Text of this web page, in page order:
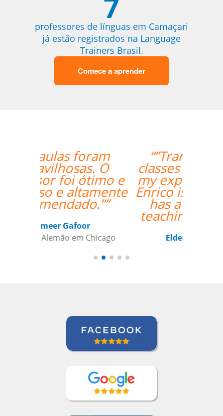
professores de línguas em Camaçari
já estão registrados na Language
Trainers Brasil.
Comece a aprender
“”Translated: "The
classes are exceeding
my expectations. Prof
Enrico is excellent and
has a lot of useful
teaching methods."””
Elder Gomes Dutra